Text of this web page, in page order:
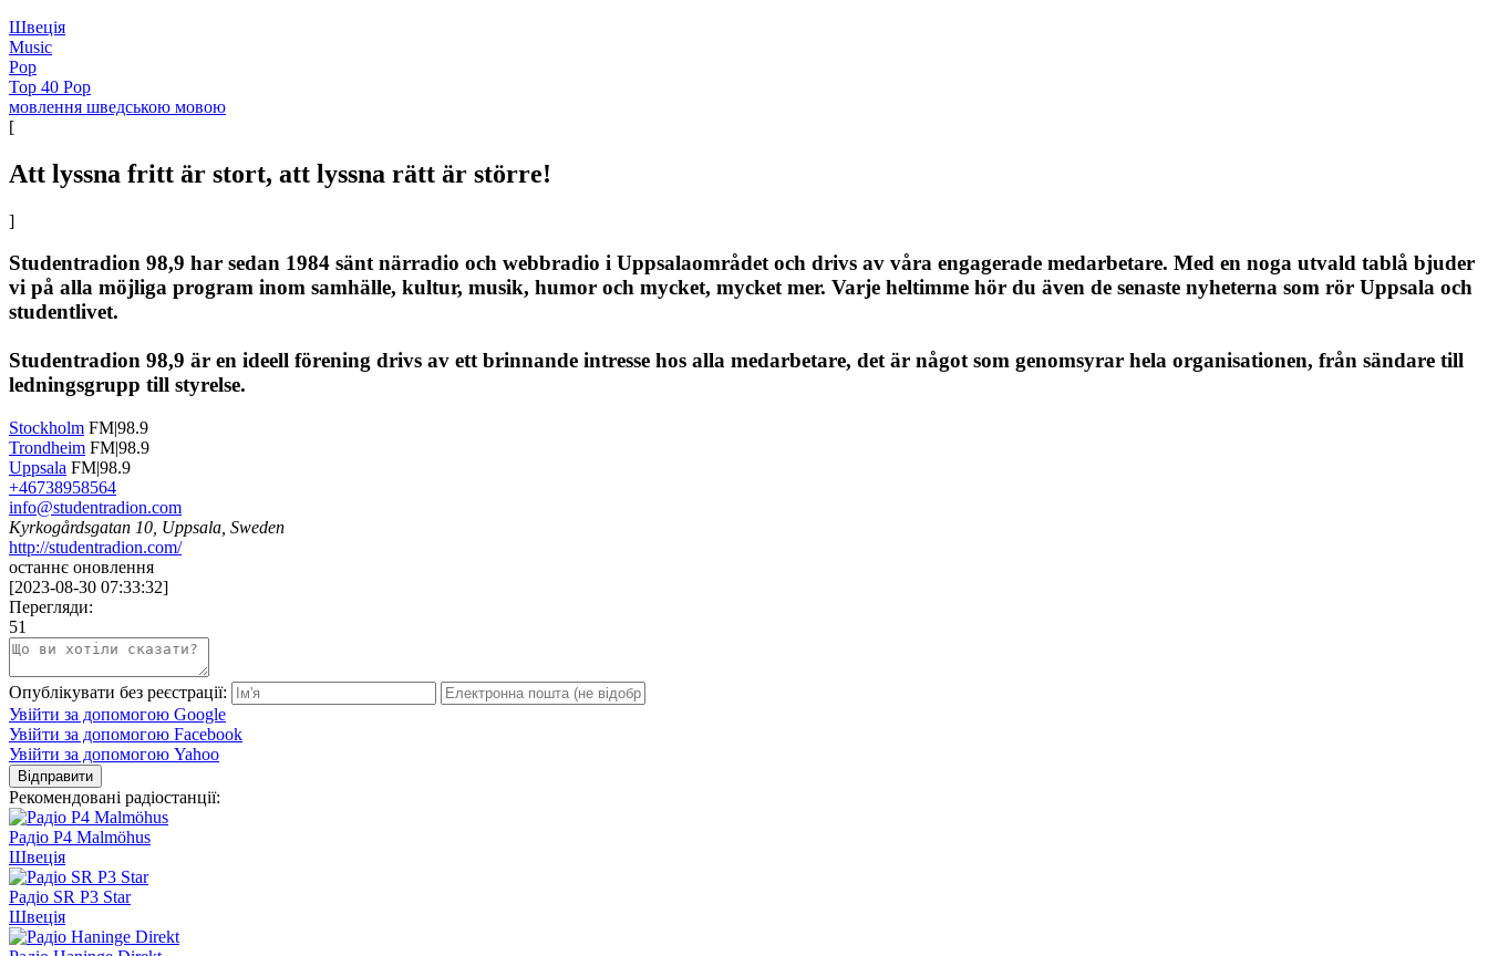
Швеція
Music
Pop
Top 40 Pop
мовлення шведською мовою
[
Att lyssna fritt är stort, att lyssna rätt är större!
]
Studentradion 98,9 har sedan 1984 sänt närradio och webbradio i Uppsalaområdet och drivs av våra engagerade medarbetare. Med en noga utvald tablå bjuder
vi på alla möjliga program inom samhälle, kultur, musik, humor och mycket, mycket mer. Varje heltimme hör du även de senaste nyheterna som rör Uppsala och
studentlivet.
Studentradion 98,9 är en ideell förening drivs av ett brinnande intresse hos alla medarbetare, det är något som genomsyrar hela organisationen, från sändare till
ledningsgrupp till styrelse.
Stockholm FM|98.9
Trondheim FM|98.9
Uppsala FM|98.9
+46738958564
info@studentradion.com
Kyrkogårdsgatan 10, Uppsala, Sweden
http://studentradion.com/
останнє оновлення
[2023-08-30 07:33:32]
Перегляди:
51
Опублікувати без реєстрації:
Увійти за допомогою Google
Увійти за допомогою Facebook
Увійти за допомогою Yahoo
Відправити
Рекомендовані радіостанції:
Радіо P4 Malmöhus
Швеція
Радіо SR P3 Star
Швеція